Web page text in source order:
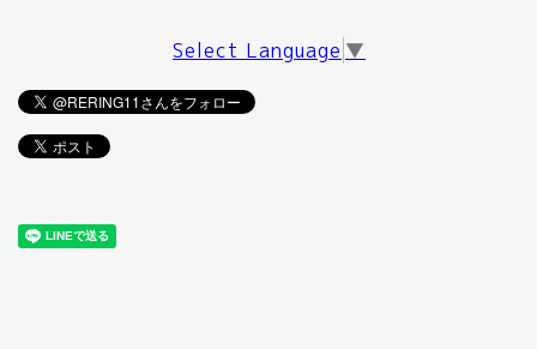
Select Language ▼